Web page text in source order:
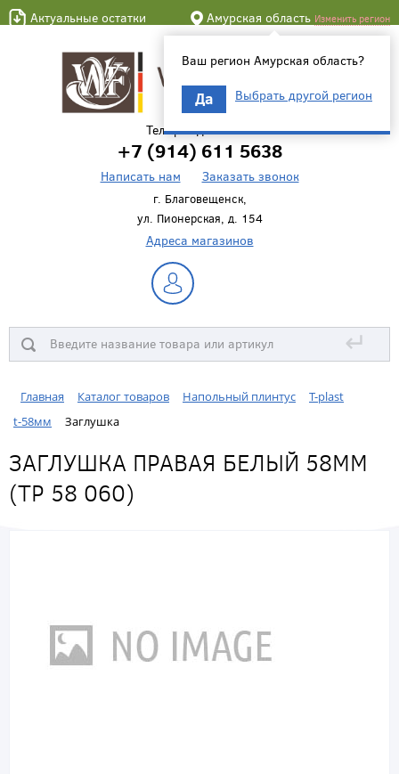
Актуальные остатки Амурская область Изменить регион
Ваш регион Амурская область?
Да Выбрать другой регион
Телефон для связи
+7 (914) 611 5638
Написать нам Заказать звонок
г. Благовещенск,
ул. Пионерская, д. 154
Адреса магазинов
↵
Главная Каталог товаров Напольный плинтус
T-plast
t-58мм
Заглушка
ЗАГЛУШКА ПРАВАЯ БЕЛЫЙ 58ММ
(ТР 58 060)